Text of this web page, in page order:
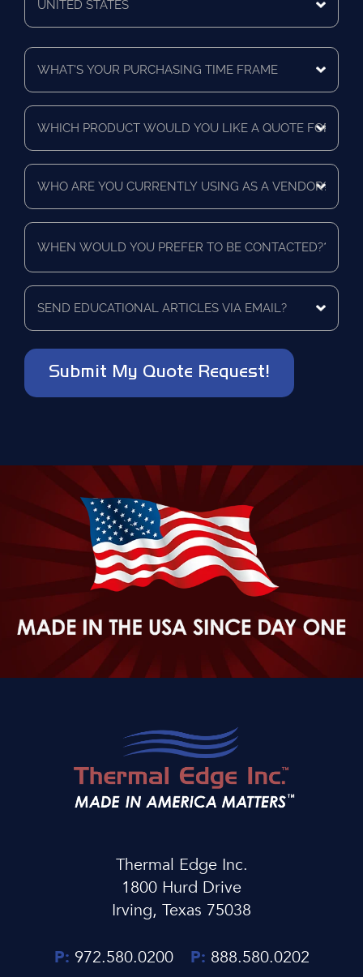
Country
What's
Your
Purchasing
Frame
Which
product
would
like
quote
for?
Who
are
you
using
a
When
would
prefer
to
be
contacted?
Send
educational
articles
email?
Thermal Edge Inc.
1800 Hurd Drive
Irving, Texas 75038
P: 972.580.0200 P: 888.580.0202